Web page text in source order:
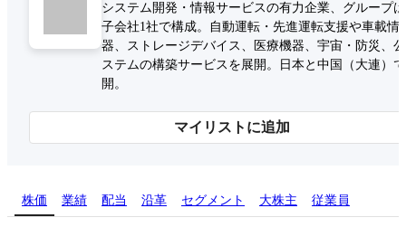
システム開発・情報サービスの有力企業、グループ
子会社1社で構成。自動運転・先進運転支援や車載情
器、ストレージデバイス、医療機器、宇宙・防災、
ステムの構築サービスを展開。日本と中国（大連）
開。
マイリストに追加
株価 業績 配当 沿革 セグメント 大株主 従業員